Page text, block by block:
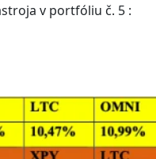
v portfóliu č. 5 :